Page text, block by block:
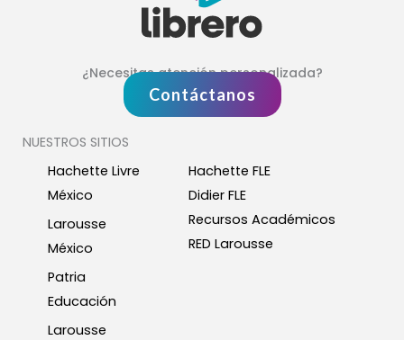
¿Necesitas atención personalizada?
Contáctanos
NUESTROS SITIOS
Hachette Livre
México
Larousse
México
Patria
Educación
Larousse
Hachette FLE
Didier FLE
Recursos Académicos
RED Larousse